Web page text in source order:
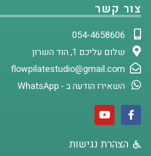
צור קשר
054-4658606
שלום עליכם 1, הוד השרון
flowpilatestudio@gmail.com
השאירו הודעה ב - WhatsApp
הצהרת נגישות